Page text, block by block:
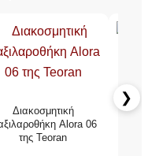
Διακοσμητική
Alora 06
της Teoran
❯